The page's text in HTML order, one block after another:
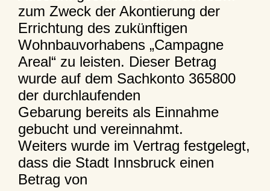
zum Zweck der Akontierung der
Errichtung des zukünftigen
Wohnbauvorhabens „Campagne
Areal“ zu leisten. Dieser Betrag
wurde auf dem Sachkonto 365800
der durchlaufenden
Gebarung bereits als Einnahme
gebucht und vereinnahmt.
Weiters wurde im Vertrag festgelegt,
dass die Stadt Innsbruck einen
Betrag von